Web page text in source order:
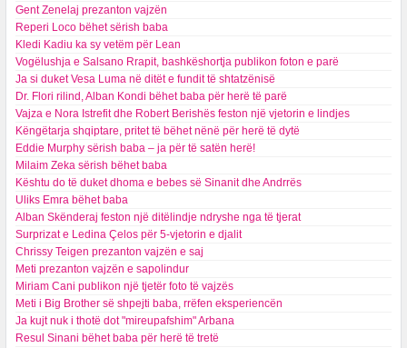
Gent Zenelaj prezanton vajzën
Reperi Loco bëhet sërish baba
Kledi Kadiu ka sy vetëm për Lean
Vogëlushja e Salsano Rrapit, bashkëshortja publikon foton e parë
Ja si duket Vesa Luma në ditët e fundit të shtatzënisë
Dr. Flori rilind, Alban Kondi bëhet baba për herë të parë
Vajza e Nora Istrefit dhe Robert Berishës feston një vjetorin e lindjes
Këngëtarja shqiptare, pritet të bëhet nënë për herë të dytë
Eddie Murphy sërish baba – ja për të satën herë!
Milaim Zeka sërish bëhet baba
Kështu do të duket dhoma e bebes së Sinanit dhe Andrrës
Uliks Emra bëhet baba
Alban Skënderaj feston një ditëlindje ndryshe nga të tjerat
Surprizat e Ledina Çelos për 5-vjetorin e djalit
Chrissy Teigen prezanton vajzën e saj
Meti prezanton vajzën e sapolindur
Miriam Cani publikon një tjetër foto të vajzës
Meti i Big Brother së shpejti baba, rrëfen eksperiencën
Ja kujt nuk i thotë dot "mireupafshim" Arbana
Resul Sinani bëhet baba për herë të tretë